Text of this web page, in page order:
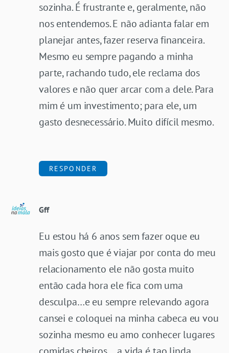
sozinha. É frustrante e, geralmente, não
nos entendemos. E não adianta falar em
planejar antes, fazer reserva financeira.
Mesmo eu sempre pagando a minha
parte, rachando tudo, ele reclama dos
valores e não quer arcar com a dele. Para
mim é um investimento; para ele, um
gasto desnecessário. Muito difícil mesmo.
RESPONDER
Gff
Eu estou há 6 anos sem fazer oque eu
mais gosto que é viajar por conta do meu
relacionamento ele não gosta muito
então cada hora ele fica com uma
desculpa…e eu sempre relevando agora
cansei e coloquei na minha cabeca eu vou
sozinha mesmo eu amo conhecer lugares